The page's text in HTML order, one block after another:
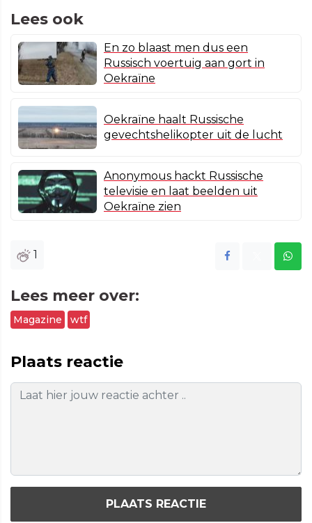
Lees ook
En zo blaast men dus een
Russisch voertuig aan gort in
Oekraïne
Oekraïne haalt Russische
gevechtshelikopter uit de lucht
Anonymous hackt Russische
televisie en laat beelden uit
Oekraïne zien
1
Lees meer over:
Magazine wtf
Plaats reactie
PLAATS REACTIE